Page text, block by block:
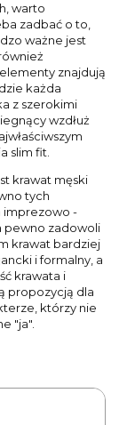
warto
zadbać o to,
ważne jest
znajdują
każda
z szerokimi
wzdłuż
slim fit.
krawat męski
tych
imprezowo -
pewno zadowoli
krawat bardziej
i formalny, a
krawata i
propozycją dla
którzy nie
"ja".